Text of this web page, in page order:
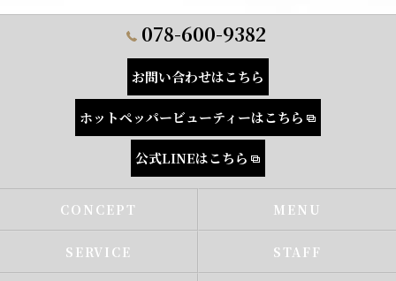
078-600-9382
お問い合わせはこちら
ホットペッパービューティーはこちら
公式LINEはこちら
CONCEPT MENU
SERVICE STAFF